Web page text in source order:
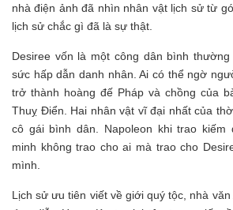
nhà điện ảnh đã nhìn nhân vật lịch sử từ
lịch sử chắc gì đã là sự thật.
Desiree vốn là một công dân bình
sức hấp dẫn danh nhân. Ai có thể ngờ
trở thành hoàng đế Pháp và chồng của
Thuỵ Điển. Hai nhân vật vĩ đại nhất của
cô gái bình dân. Napoleon khi trao kiếm
minh không trao cho ai mà trao cho
mình.
Lịch sử ưu tiên viết về giới quý tộc, nhà văn